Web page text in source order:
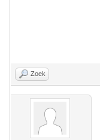
Zoek